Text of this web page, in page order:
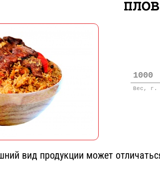
1000
Вес, г.
вид продукции может